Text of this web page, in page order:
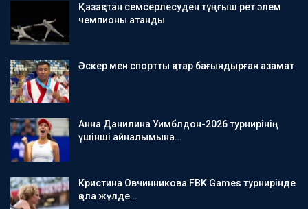
Қазақстан семсерлесуден тұңғыш рет әлем
чемпионы атанды
Әскер мен спортты қатар бағындырған азамат
Анна Данилина Уимблдон-2026 турнирінің
үшінші айналымына…
Кристина Овчинникова FBK Games турнирінде
қола жүлде…